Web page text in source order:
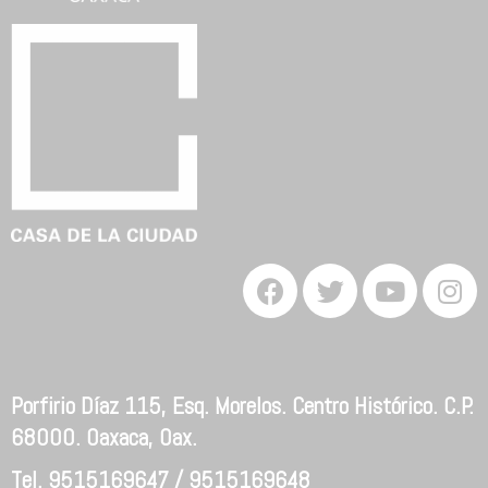
Porfirio Díaz 115, Esq. Morelos. Centro Histórico. C.P.
68000. Oaxaca, Oax.
Tel. 9515169647 / 9515169648